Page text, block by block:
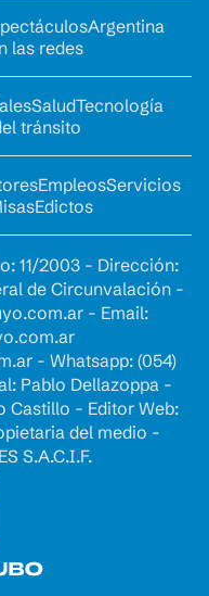
Argentina
las redes
SaludTecnología
tránsito
EmpleosServicios
Edictos
11/2003 - Dirección:
de Circunvalación -
- Email:
- Whatsapp: (054)
Pablo Dellazoppa -
Castillo - Editor Web:
del medio -
S.A.C.I.F.